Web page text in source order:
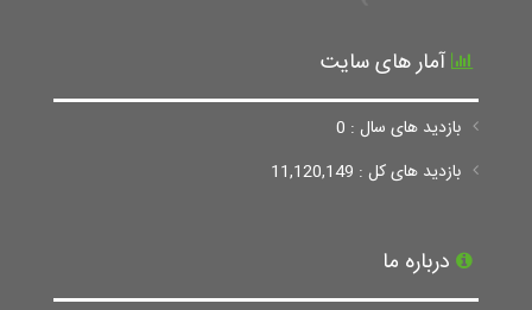
آمار های سایت
بازدید های سال : 0
بازدید های کل : 11,120,149
درباره ما